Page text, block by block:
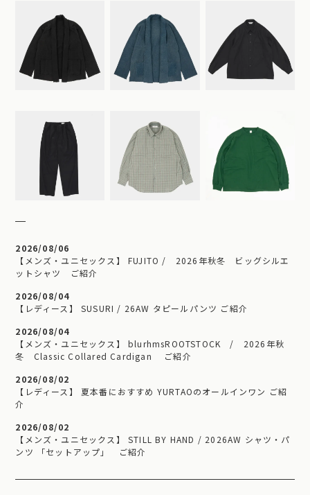
2026/08/06
【メンズ・ユニセックス】 FUJITO / 2026年秋冬 ビッグシルエ
ットシャツ ご紹介
2026/08/04
【レディース】 SUSURI / 26AW タピールパンツ ご紹介
2026/08/04
【メンズ・ユニセックス】 blurhmsROOTSTOCK / 2026年秋
冬 Classic Collared Cardigan ご紹介
2026/08/02
【レディース】 夏本番におすすめ YURTAOのオールインワン ご紹
介
2026/08/02
【メンズ・ユニセックス】 STILL BY HAND / 2026AW シャツ・パ
ンツ 「セットアップ」 ご紹介